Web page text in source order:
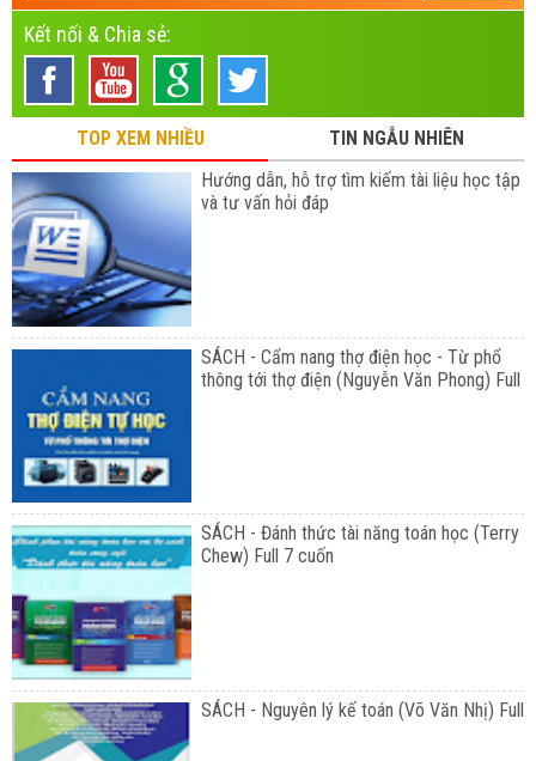
Kết nối & Chia sẻ:
TOP XEM NHIỀU
TIN NGẪU NHIÊN
Hướng dẫn, hỗ trợ tìm kiếm tài liệu học tập
và tư vấn hỏi đáp
SÁCH - Cẩm nang thợ điện học - Từ phổ
thông tới thợ điện (Nguyễn Văn Phong) Full
SÁCH - Đánh thức tài năng toán học (Terry
Chew) Full 7 cuốn
SÁCH - Nguyên lý kế toán (Võ Văn Nhị) Full